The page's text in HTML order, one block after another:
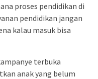
proses pendidikan di
pendidikan jangan
kalau masuk bisa
terbuka
anak yang belum